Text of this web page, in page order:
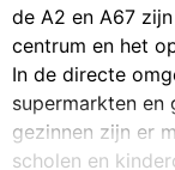
de A2 en A67
centrum en het
In de directe
supermarkten en
gezinnen zijn er
scholen en